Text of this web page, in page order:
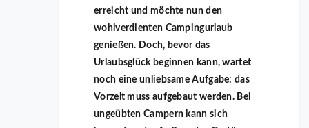
erreicht und möchte nun den
wohlverdienten Campingurlaub
genießen. Doch, bevor das
Urlaubsglück beginnen kann, wartet
noch eine unliebsame Aufgabe: das
Vorzelt muss aufgebaut werden. Bei
ungeübten Campern kann sich